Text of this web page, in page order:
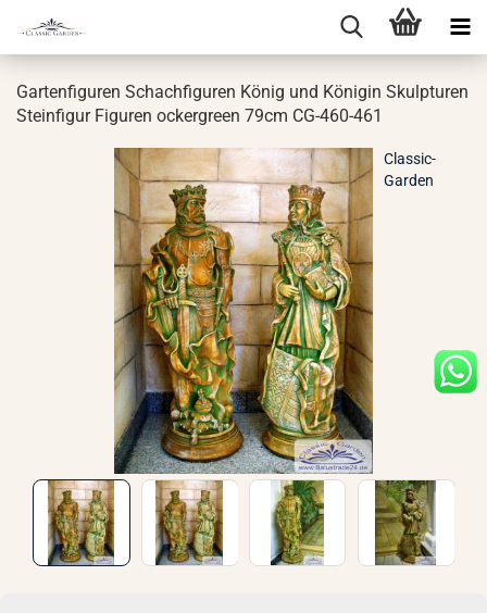
Gar­ten­fi­gu­ren Schach­fi­gu­ren König und Kö­ni­gin Skulp­tu­ren
Stein­fi­gur Fi­gu­ren ocker­green 79cm CG-​460-461
Classic-
Garden